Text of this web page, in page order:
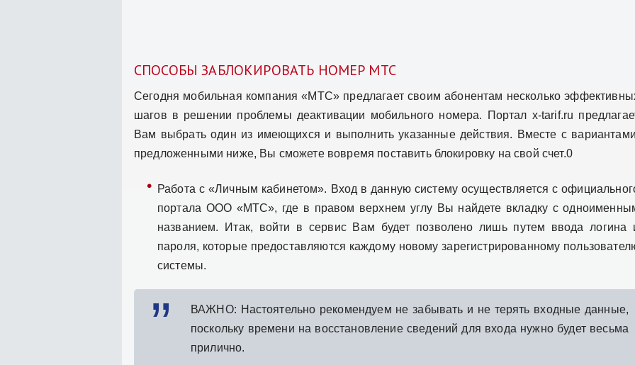
СПОСОБЫ ЗАБЛОКИРОВАТЬ НОМЕР МТС
Сегодня мобильная компания «МТС» предлагает своим абонентам несколько
шагов в решении проблемы деактивации мобильного номера. Портал x-tarif.ru
Вам выбрать один из имеющихся и выполнить указанные действия. Вместе с
предложенными ниже, Вы сможете вовремя поставить блокировку на свой счет.0
Работа с «Личным кабинетом». Вход в данную систему осуществляется с
портала ООО «МТС», где в правом верхнем углу Вы найдете вкладку с
названием. Итак, войти в сервис Вам будет позволено лишь путем ввода логина
пароля, которые предоставляются каждому новому зарегистрированному
системы.
ВАЖНО: Настоятельно рекомендуем не забывать и не терять входные данные,
поскольку времени на восстановление сведений для входа нужно будет весьма
прилично.